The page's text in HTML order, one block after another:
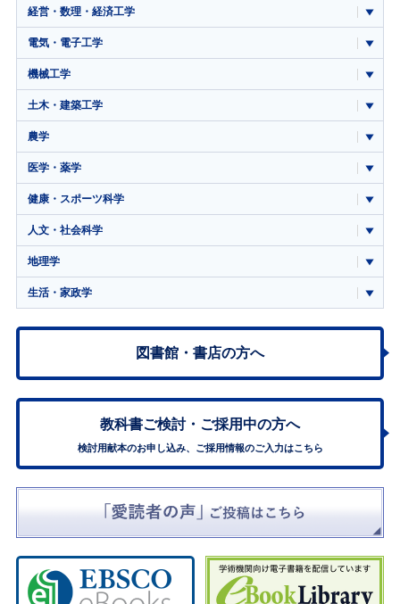
経営・数理・経済工学
電気・電子工学
機械工学
土木・建築工学
農学
医学・薬学
健康・スポーツ科学
人文・社会科学
地理学
生活・家政学
図書館・書店の方へ
教科書ご検討・ ご採用中の方へ
検討用献本のお申し込み、ご採用情報のご入力はこちら